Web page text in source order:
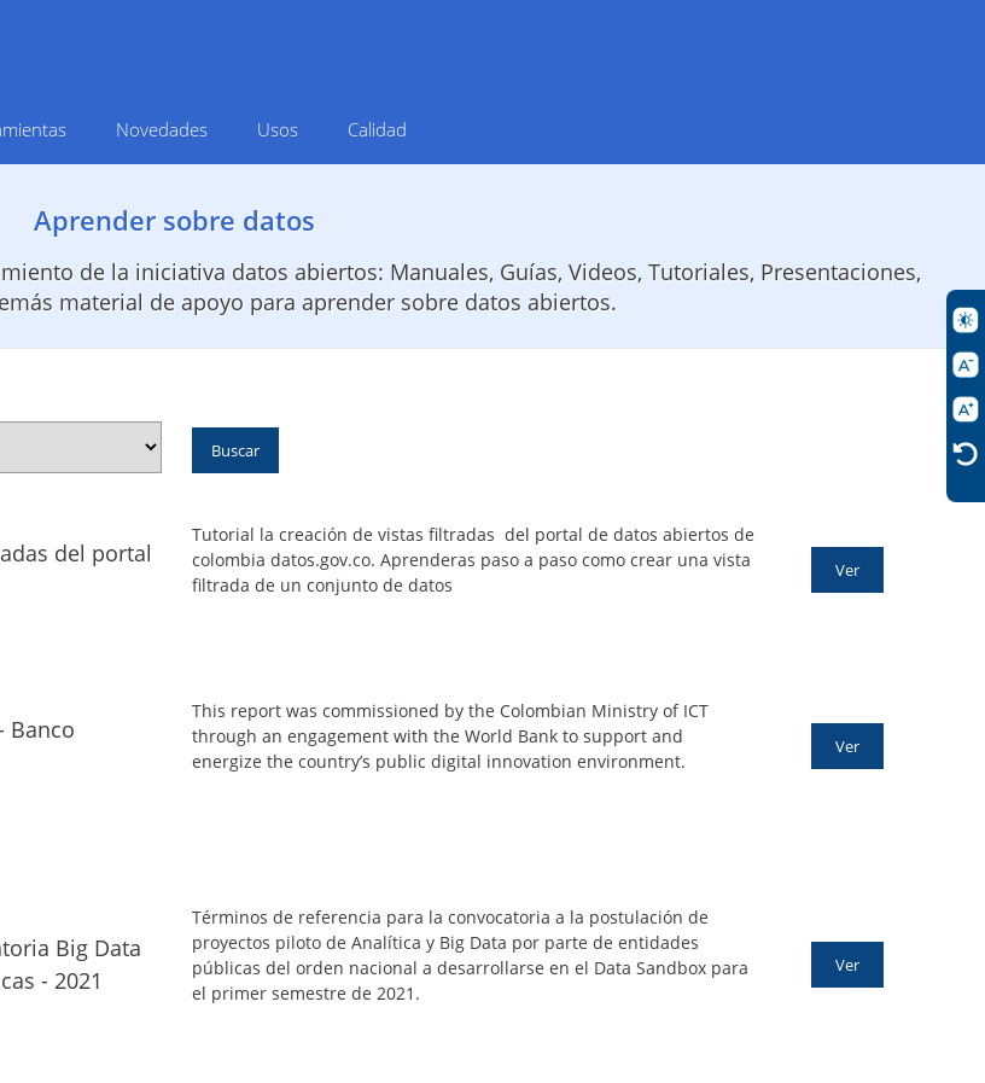
Novedades Usos Calidad
Aprender sobre datos
de la iniciativa datos abiertos: Manuales, Guías, Videos, Tutoriales, Presentaciones,
material de apoyo para aprender sobre datos abiertos.
del portal
Tutorial la creación de vistas filtradas del portal de datos abiertos de
colombia datos.gov.co. Aprenderas paso a paso como crear una vista
filtrada de un conjunto de datos
Ver
Banco
This report was commissioned by the Colombian Ministry of ICT
through an engagement with the World Bank to support and
energize the country’s public digital innovation environment.
Ver
Big Data
- 2021
Términos de referencia para la convocatoria a la postulación de
proyectos piloto de Analítica y Big Data por parte de entidades
públicas del orden nacional a desarrollarse en el Data Sandbox para
el primer semestre de 2021.
Ver